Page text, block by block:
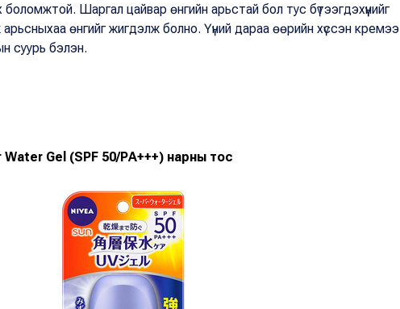
Шаргал цайвар өнгийн арьстай бол тус бүтээгдэхүүнийг
өнгийг жигдэлж болно. Үүний дараа өөрийн хүссэн кремээ
суурь бэлэн.
Gel (SPF 50/PA+++) нарны тос